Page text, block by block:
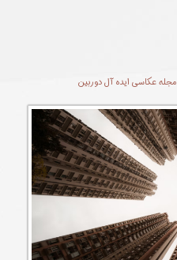
مجله عکاسی ایده آل دوربین